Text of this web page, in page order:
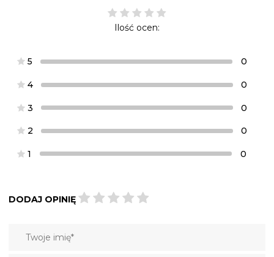
Ilość ocen:
5 0
4 0
3 0
2 0
1 0
DODAJ OPINIĘ